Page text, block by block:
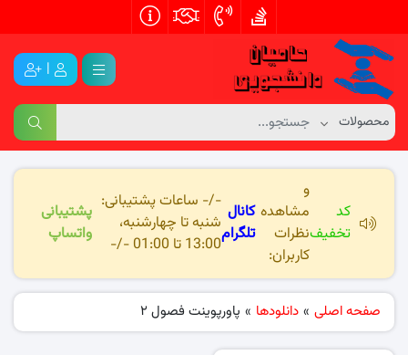
|
کد
تخفیف
و
مشاهده
نظرات
کاربران:
کانال
تلگرام
-/- ساعات پشتیبانی:
شنبه تا چهارشنبه،
13:00 تا 01:00 -/-
پشتیبانی
واتساپ
صفحه اصلی » دانلودها » پاورپوینت فصول 2